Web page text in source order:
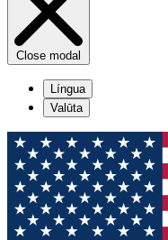
Close modal
Língua
Valūta